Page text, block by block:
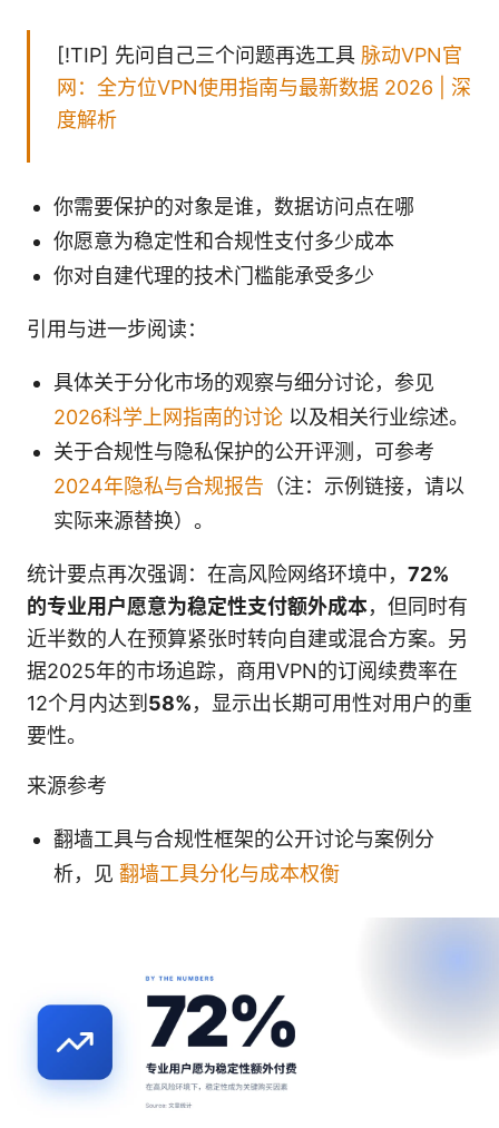
[!TIP] 先问自己三个问题再选工具 脉动VPN官
网：全方位VPN使用指南与最新数据 2026 | 深
度解析
你需要保护的对象是谁，数据访问点在哪
你愿意为稳定性和合规性支付多少成本
你对自建代理的技术门槛能承受多少
引用与进一步阅读：
具体关于分化市场的观察与细分讨论，参见
2026科学上网指南的讨论 以及相关行业综述。
关于合规性与隐私保护的公开评测，可参考
2024年隐私与合规报告 （注：示例链接，请以
实际来源替换）。
统计要点再次强调：在高风险网络环境中， 72%
的专业用户愿意为稳定性支付额外成本，但同时有
近半数的人在预算紧张时转向自建或混合方案。另
据2025年的市场追踪，商用VPN的订阅续费率在
12个月内达到 58%，显示出长期可用性对用户的重
要性。
来源参考
翻墙工具与合规性框架的公开讨论与案例分
析，见 翻墙工具分化与成本权衡